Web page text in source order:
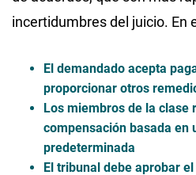
incertidumbres del juicio. En
El demandado acepta
proporcionar otros
Los miembros de la clase
compensación basada en
predeterminada
El tribunal debe aprobar